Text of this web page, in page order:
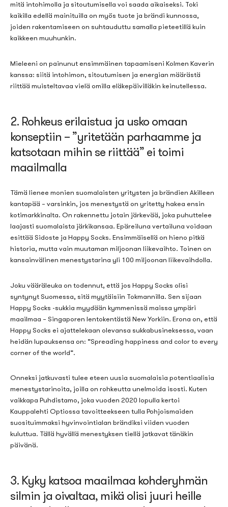
mitä intohimolla ja sitoutumisella voi saada aikaiseksi. Toki
kaikilla edellä mainituilla on myös tuote ja brändi kunnossa,
joiden rakentamiseen on suhtauduttu samalla pieteetillä kuin
kaikkeen muuhunkin.
Mieleeni on painunut ensimmäinen tapaamiseni Kolmen Kaverin
kanssa: siitä intohimon, sitoutumisen ja energian määrästä
riittää muisteltavaa vielä omilla eläkepäivilläkin keinutellessa.
2. Rohkeus erilaistua ja usko omaan
konseptiin – ”yritetään parhaamme ja
katsotaan mihin se riittää” ei toimi
maailmalla
Tämä lienee monien suomalaisten yritysten ja brändien Akilleen
kantapää – varsinkin, jos menestystä on yritetty hakea ensin
kotimarkkinalta. On rakennettu jotain järkevää, joka puhuttelee
laajasti suomalaista järkikansaa. Epäreiluna vertailuna voidaan
esittää Sidoste ja Happy Socks. Ensimmäisellä on hieno pitkä
historia, mutta vain muutaman miljoonan liikevaihto. Toinen on
kansainvälinen menestystarina yli 100 miljoonan liikevaihdolla.
Joku vääräleuka on todennut, että jos Happy Socks olisi
syntynyt Suomessa, sitä myytäisiin Tokmannilla. Sen sijaan
Happy Socks -sukkia myydään kymmenissä maissa ympäri
maailmaa – Singaporen lentokentästä New Yorkiin. Erona on, että
Happy Socks ei ajattelekaan olevansa sukkabusineksessa, vaan
heidän lupauksensa on: ”Spreading happiness and color to every
corner of the world”.
Onneksi jatkuvasti tulee eteen uusia suomalaisia potentiaalisia
menestystarinoita, joilla on rohkeutta unelmoida isosti. Kuten
vaikkapa Puhdistamo, joka vuoden 2020 lopulla kertoi
Kauppalehti Optiossa tavoitteekseen tulla Pohjoismaiden
suosituimmaksi hyvinvointialan brändiksi viiden vuoden
kuluttua. Tällä hyvällä menestyksen tiellä jatkavat tänäkin
päivänä.
3. Kyky katsoa maailmaa kohderyhmän
silmin ja oivaltaa, mikä olisi juuri heille